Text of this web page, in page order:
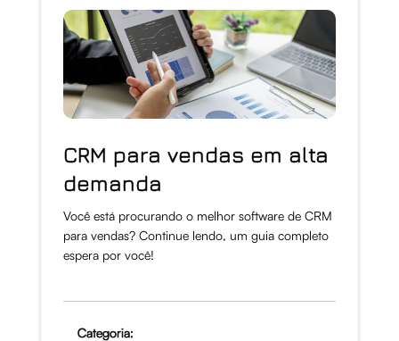
CRM para vendas em alta
demanda
Você está procurando o melhor software de CRM
para vendas? Continue lendo, um guia completo
espera por você!
Categoria: